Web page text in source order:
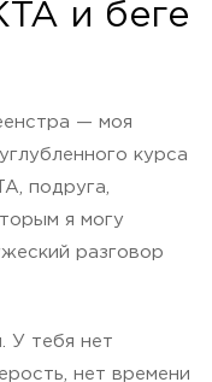
и беге
— моя
курса
подруга,
я могу
разговор
У тебя нет
нет времени